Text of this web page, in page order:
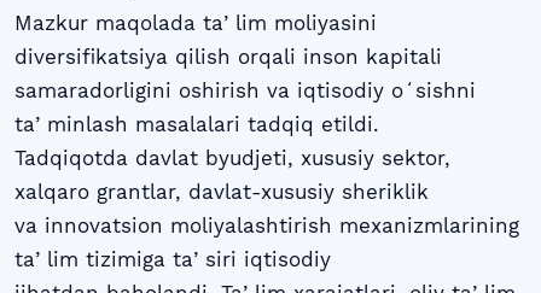
Mazkur maqolada taʼlim moliyasini
diversifikatsiya qilish orqali inson kapitali
samaradorligini oshirish va iqtisodiy oʻsishni
taʼminlash masalalari tadqiq etildi.
Tadqiqotda davlat byudjeti, xususiy sektor,
xalqaro grantlar, davlat-xususiy sheriklik
va innovatsion moliyalashtirish mexanizmlarining
taʼlim tizimiga taʼsiri iqtisodiy